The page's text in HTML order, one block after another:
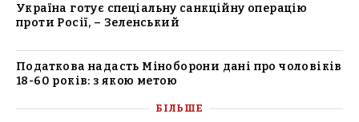
Україна готує спеціальну санкційну операцію
проти Росії, – Зеленський
Податкова надасть Міноборони дані про чоловіків
18-60 років: з якою метою
БІЛЬШЕ